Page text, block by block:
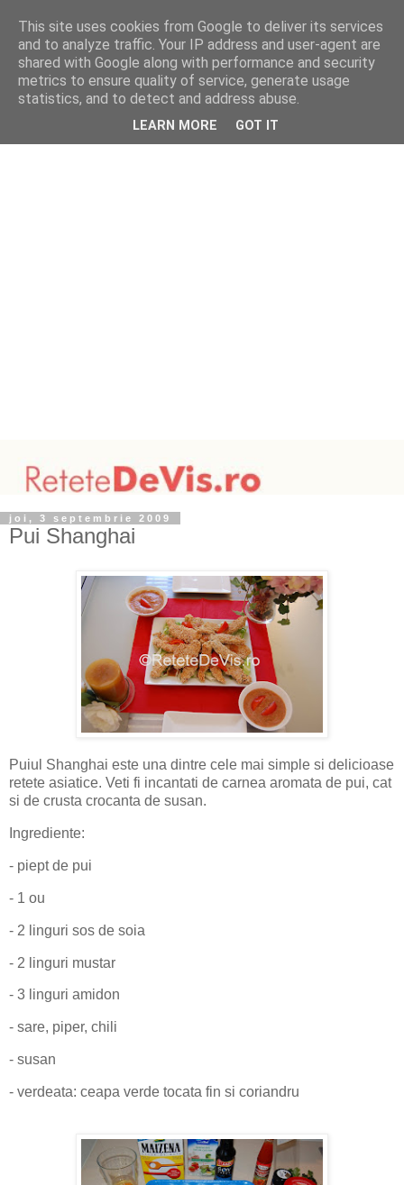
joi, 3 septembrie 2009
Pui Shanghai
Puiul Shanghai este una dintre cele mai simple si delicioase
retete asiatice. Veti fi incantati de carnea aromata de pui, cat
si de crusta crocanta de susan.
Ingrediente:
- piept de pui
- 1 ou
- 2 linguri sos de soia
- 2 linguri mustar
- 3 linguri amidon
- sare, piper, chili
- susan
- verdeata: ceapa verde tocata fin si coriandru
This site uses cookies from Google to deliver its services
and to analyze traffic. Your IP address and user-agent are
shared with Google along with performance and security
metrics to ensure quality of service, generate usage
statistics, and to detect and address abuse.
LEARN MORE GOT IT